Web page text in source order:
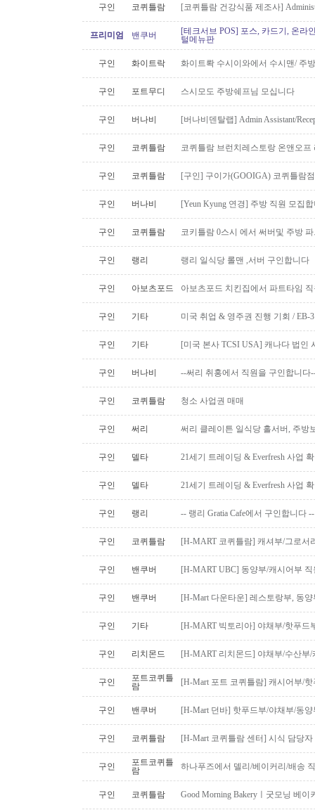
구인 코퀴틀람 [코퀴틀람 건강식품 제조사]
프리미엄 밴쿠버
[테크서브 POS] 포스, 카드기, 온라
털메뉴판
구인 화이트락 화이트롹 수시이와에서 수시맨/ 주
구인 포트무디 스시모도 주방쉐프님 모십니다
구인 버나비 [버나비덴탈랩] Admin Assistant/
구인 코퀴틀람 코퀴틀람 브런치레스토랑 온앤오
구인 코퀴틀람 [구인] 구이가(GOOIGA) 코퀴틀람
구인 버나비 [Yeun Kyung 연경] 주방 직원 모집
구인 코퀴틀람 코키틀람 0스시 에서 써버및 주방
구인 랭리 랭리 일식당 롤맨 ,서버 구인합니다
구인 아보츠포드 아보츠포드 치킨집에서 파트타임
구인 기타 미국 취업 & 영주권 진행 기회 / EB-
구인 기타 [미국 본사 TCSI USA] 캐나다 법인
구인 버나비 --써리 취홍에서 직원을 구인합니다
구인 코퀴틀람 청소 사업권 매매
구인 써리 써리 클레이튼 일식당 홀서버, 주방
구인 델타 21세기 트레이딩 & Everfresh 사업
구인 델타 21세기 트레이딩 & Everfresh 사업
구인 랭리 -- 랭리 Gratia Cafe에서 구인합니다 --
구인 코퀴틀람 [H-MART 코퀴틀람] 캐셔부/그로서
구인 밴쿠버 [H-MART UBC] 동양부/캐시어부
구인 밴쿠버 [H-Mart 다운타운] 레스토랑부, 동
구인 기타 [H-MART 빅토리아] 야채부/핫푸드
구인 리치몬드 [H-MART 리치몬드] 야채부/수산부
구인
포트코퀴틀
람
[H-Mart 포트 코퀴틀람] 캐시어부/
구인 밴쿠버 [H-Mart 던바] 핫푸드부/야채부/동
구인 코퀴틀람 [H-Mart 코퀴틀람 센터] 시식 담당
구인
포트코퀴틀
람
하나푸즈에서 델리/베이커리/배송
구인 코퀴틀람 Good Morning Bakeryㅣ굿모닝 베